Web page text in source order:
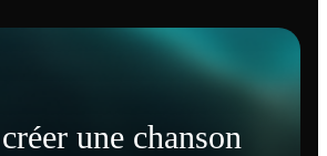
une chanson